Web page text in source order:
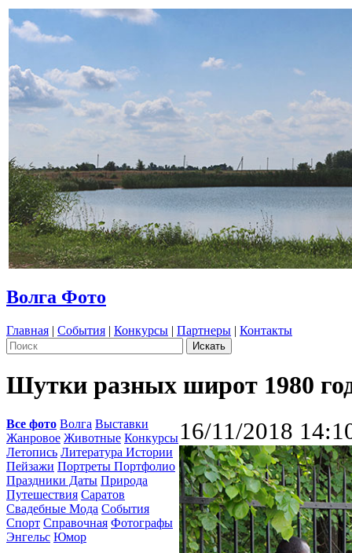
Волга Фото
Главная | События | Конкурсы | Партнеры | Контакты
Шутки разных широт 1980
Все фото Волга Выставки
Жанровое Животные Конкурсы
Летопись Литература Истории
Пейзажи Портреты Портфолио
Праздники Даты Природа
Путешествия Саратов
Свадебные Мода События
Спорт Справочная Фотографы
Энгельс Юмор
16/11/2018